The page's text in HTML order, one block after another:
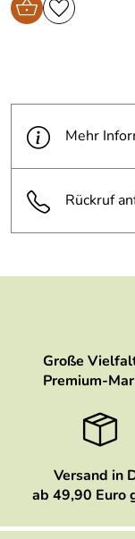
Mehr
Rückruf
Große
Premium-
Versand in
ab 49,90 Euro